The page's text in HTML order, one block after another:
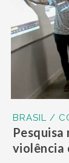
BRASIL /
violência